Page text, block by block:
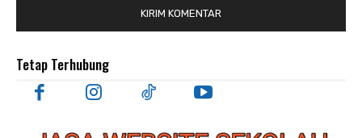
Tetap Terhubung